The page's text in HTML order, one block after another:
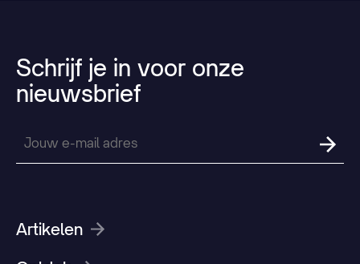
Schrijf je in voor onze
nieuwsbrief
Artikelen